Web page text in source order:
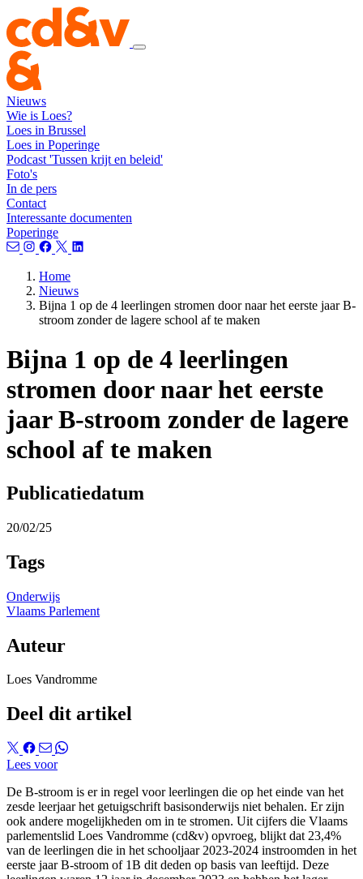
Nieuws
Wie is Loes?
Loes in Brussel
Loes in Poperinge
Podcast 'Tussen krijt en beleid'
Foto's
In de pers
Contact
Interessante documenten
Poperinge
Home
Nieuws
Bijna 1 op de 4 leerlingen stromen door naar het eerste jaar B-
stroom zonder de lagere school af te maken
Bijna 1 op de 4 leerlingen
stromen door naar het eerste
jaar B-stroom zonder de lagere
school af te maken
Publicatiedatum
20/02/25
Tags
Onderwijs
Vlaams Parlement
Auteur
Loes Vandromme
Deel dit artikel
Lees voor
De B-stroom is er in regel voor leerlingen die op het einde van het
zesde leerjaar het getuigschrift basisonderwijs niet behalen. Er zijn
ook andere mogelijkheden om in te stromen. Uit cijfers die Vlaams
parlementslid Loes Vandromme (cd&v) opvroeg, blijkt dat 23,4%
van de leerlingen die in het schooljaar 2023-2024 instroomden in het
eerste jaar B-stroom of 1B dit deden op basis van leeftijd. Deze